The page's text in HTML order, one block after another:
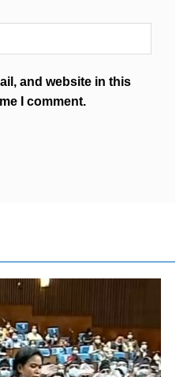
and website in this
I comment.